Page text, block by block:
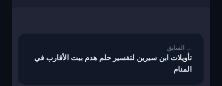
تأويلات ابن سيرين لتفسير حلم هدم بيت الأقارب في
المنام